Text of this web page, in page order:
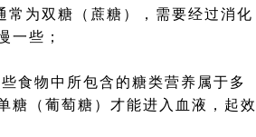
为双糖（蔗糖），需要经过消化
一些；
食物中所包含的糖类营养属于多
糖（葡萄糖）才能进入血液，起效